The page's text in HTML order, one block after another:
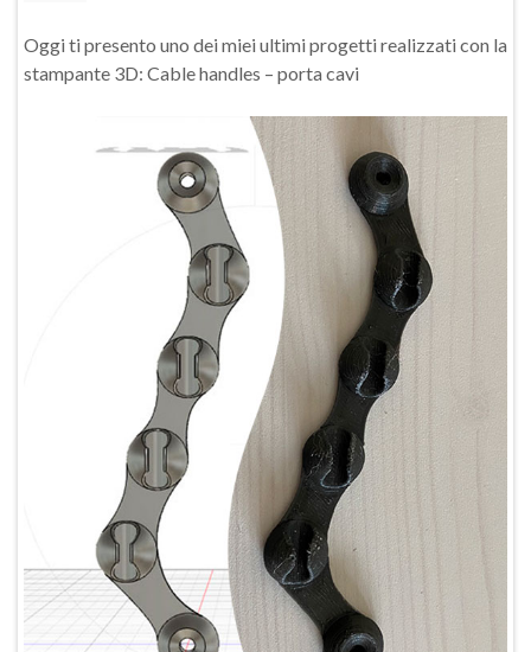
Oggi ti presento uno dei miei ultimi progetti realizzati con la
stampante 3D: Cable handles – porta cavi